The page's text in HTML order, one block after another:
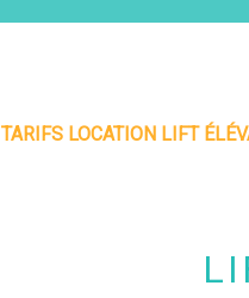
TARIFS LOCATION LIFT